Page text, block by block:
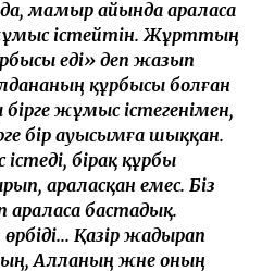
Әркімнің бақытты
Заңның еш жерінде «бір
жазылмаған. Мен үшін
тірі, күліп, бақытты
деді Эльза Ерманова.
кейінгі қаржылық
кейін қайта үйленгені